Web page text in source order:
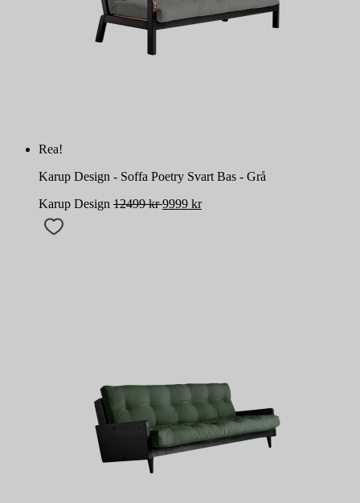
Rea!
Karup Design - Soffa Poetry Svart Bas - Grå
Karup Design 12499kr 9999 kr